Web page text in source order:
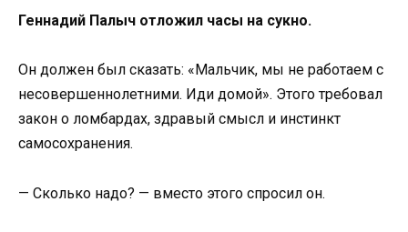
Геннадий Палыч отложил часы на сукно.
Он должен был сказать: «Мальчик, мы не работаем с
несовершеннолетними. Иди домой». Этого требовал
закон о ломбардах, здравый смысл и инстинкт
самосохранения.
— Сколько надо? — вместо этого спросил он.